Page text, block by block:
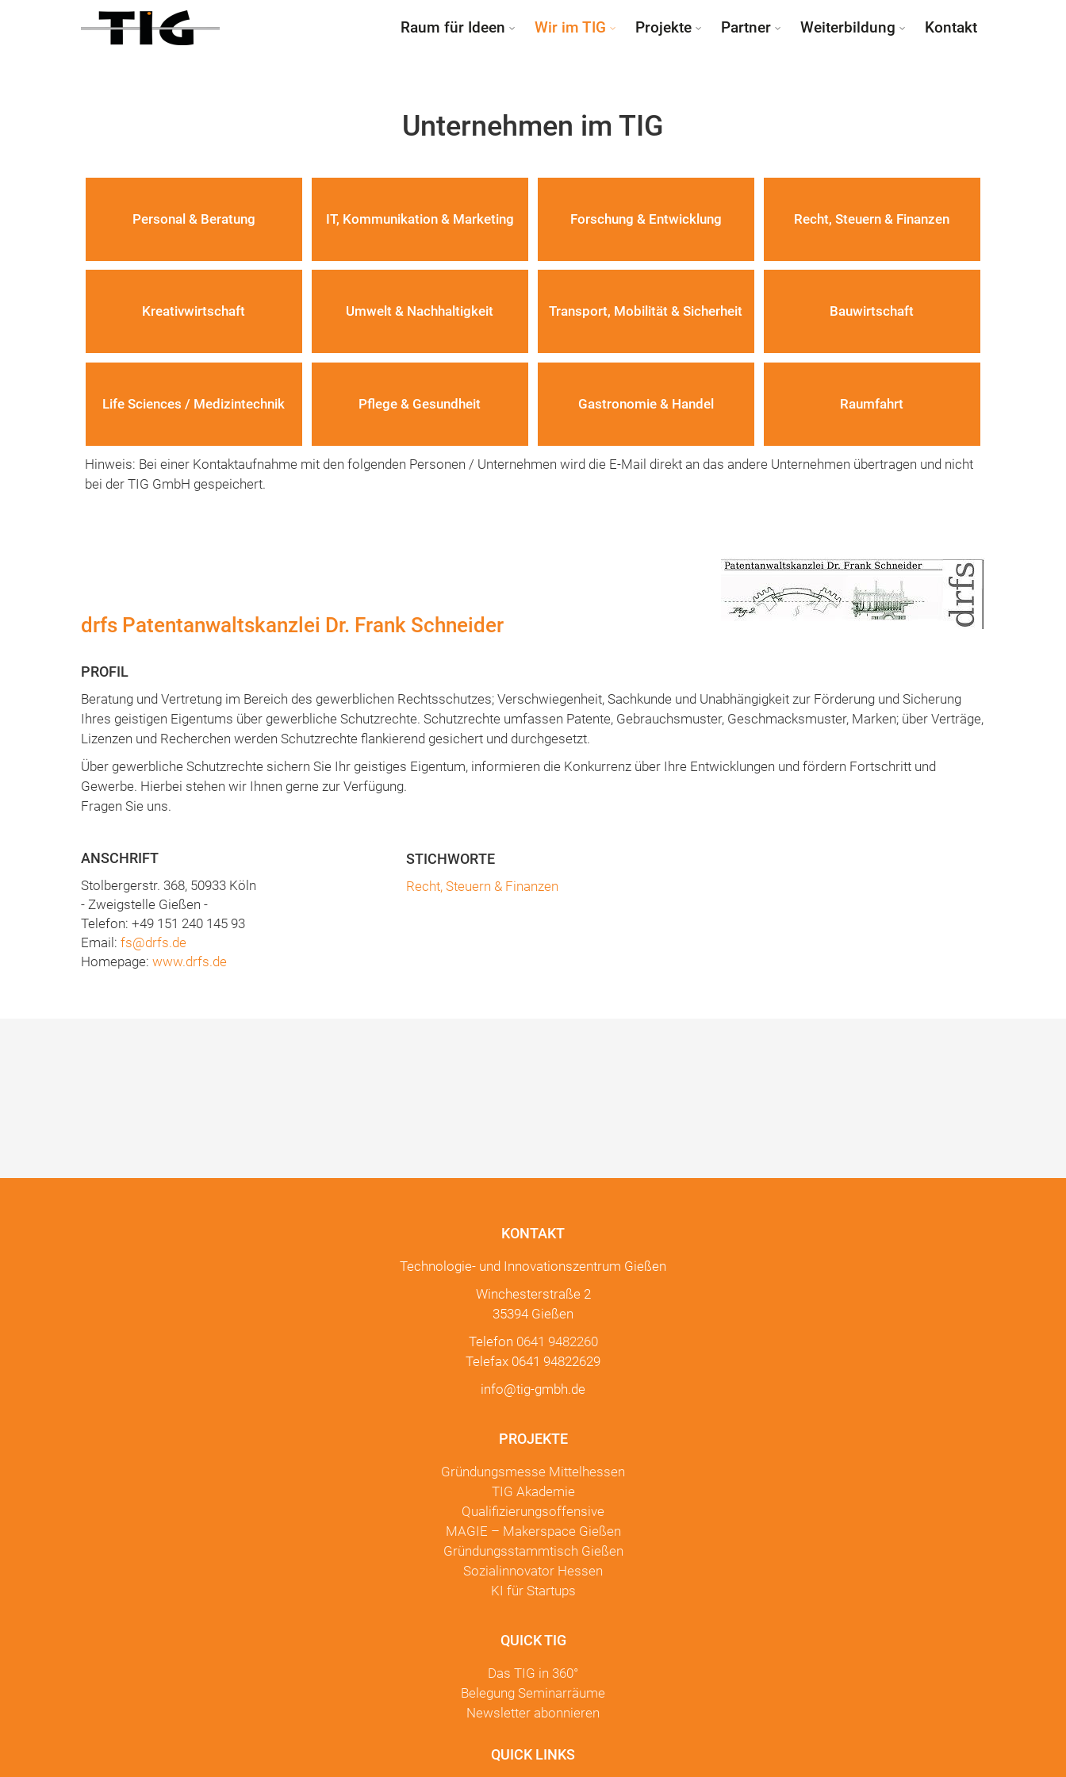
Raum für Ideen Wir im TIG Projekte Partner Weiterbildung Kontakt
Unternehmen im TIG
Personal & Beratung IT, Kommunikation & Marketing Forschung & Entwicklung Recht, Steuern & Finanzen
Kreativwirtschaft Umwelt & Nachhaltigkeit Transport, Mobilität & Sicherheit Bauwirtschaft
Life Sciences / Medizintechnik Pflege & Gesundheit Gastronomie & Handel Raumfahrt
Hinweis: Bei einer Kontaktaufnahme mit den folgenden Personen / Unternehmen wird die E-Mail direkt an das andere Unternehmen übertragen und nicht
bei der TIG GmbH gespeichert.
drfs Patentanwaltskanzlei Dr. Frank Schneider
Beratung und Vertretung im Bereich des gewerblichen Rechtsschutzes; Verschwiegenheit, Sachkunde und Unabhängigkeit zur Förderung und Sicherung
Ihres geistigen Eigentums über gewerbliche Schutzrechte. Schutzrechte umfassen Patente, Gebrauchsmuster, Geschmacksmuster, Marken; über Verträge,
Lizenzen und Recherchen werden Schutzrechte flankierend gesichert und durchgesetzt.
Über gewerbliche Schutzrechte sichern Sie Ihr geistiges Eigentum, informieren die Konkurrenz über Ihre Entwicklungen und fördern Fortschritt und
Gewerbe. Hierbei stehen wir Ihnen gerne zur Verfügung.
Fragen Sie uns.
ANSCHRIFT
Stolbergerstr. 368, 50933 Köln
- Zweigstelle Gießen -
Telefon: +49 151 240 145 93
Email: fs@drfs.de
Homepage: www.drfs.de
Recht, Steuern & Finanzen
KONTAKT
Technologie- und Innovationszentrum Gießen
Winchesterstraße 2
35394 Gießen
Telefon 0641 9482260
Telefax 0641 94822629
info@tig-gmbh.de
PROJEKTE
Gründungsmesse Mittelhessen
TIG Akademie
Qualifizierungsoffensive
MAGIE – Makerspace Gießen
Gründungsstammtisch Gießen
Sozialinnovator Hessen
KI für Startups
QUICK TIG
Das TIG in 360°
Belegung Seminarräume
Newsletter abonnieren
QUICK LINKS